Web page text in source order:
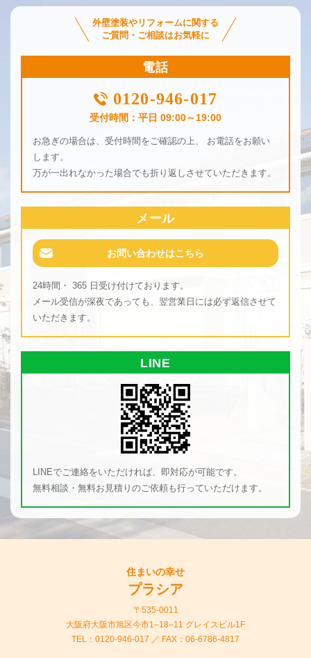
外壁塗装やリフォームに関する
ご質問・ご相談はお気軽に
電話
0120-946-017
受付時間：平日 09:00～19:00
お急ぎの場合は、受付時間をご確認の上、 お電話をお願い
します。
万が一出れなかった場合でも折り返しさせていただきます。
メール
お問い合わせはこちら
24時間・ 365 日受け付けております。
メール受信が深夜であっても、翌営業日には必ず返信させて
いただきます。
LINE
LINEでご連絡をいただければ、即対応が可能です。
無料相談・無料お見積りのご依頼も行っていただけます。
住まいの幸せ
プラシア
〒535-0011
大阪府大阪市旭区今市1–18–11 グレイスビル1F
TEL： 0120-946-017 ／ FAX：06-6786-4817